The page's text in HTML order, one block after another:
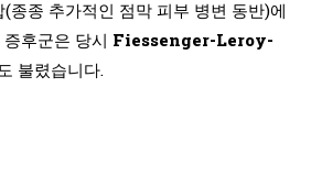
종종 추가적인 점막 피부 병변 동반)에
후군은 당시 Fiessenger-Leroy-
불렸습니다.